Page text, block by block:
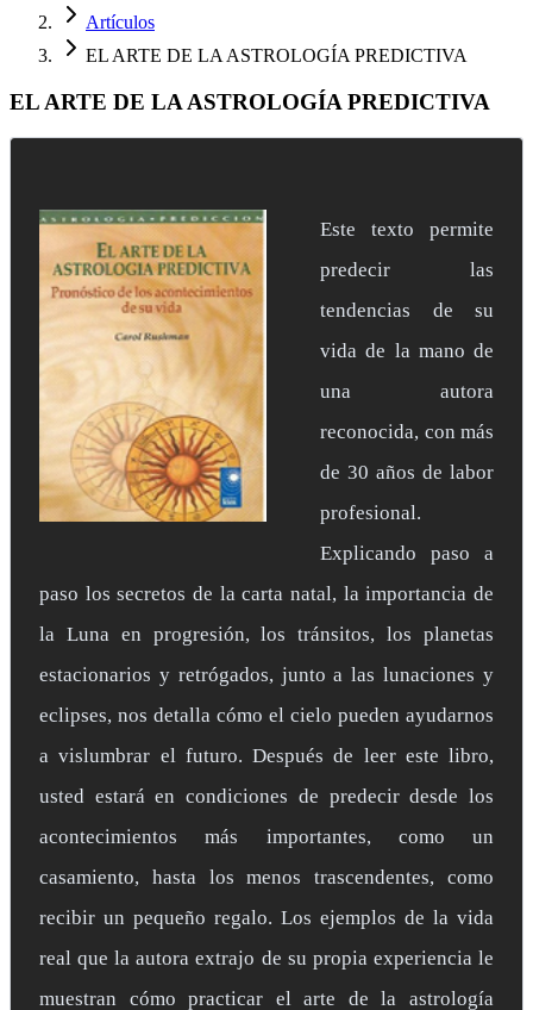
Artículos
EL ARTE DE LA ASTROLOGÍA PREDICTIVA
EL ARTE DE LA ASTROLOGÍA PREDICTIVA
Este texto permite
predecir las
tendencias de su
vida de la mano de
una autora
reconocida, con más
de 30 años de labor
profesional.
Explicando paso a
paso los secretos de la carta natal, la importancia de
la Luna en progresión, los tránsitos, los planetas
estacionarios y retrógados, junto a las lunaciones y
eclipses, nos detalla cómo el cielo pueden ayudarnos
a vislumbrar el futuro. Después de leer este libro,
usted estará en condiciones de predecir desde los
acontecimientos más importantes, como un
casamiento, hasta los menos trascendentes, como
recibir un pequeño regalo. Los ejemplos de la vida
real que la autora extrajo de su propia experiencia le
muestran cómo practicar el arte de la astrología